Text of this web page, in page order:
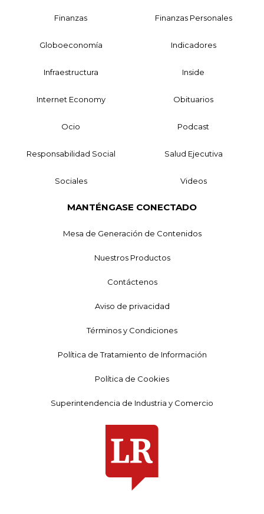
Finanzas Finanzas Personales
Globoeconomía Indicadores
Infraestructura Inside
Internet Economy Obituarios
Ocio Podcast
Responsabilidad Social Salud Ejecutiva
Sociales Videos
MANTÉNGASE CONECTADO
Mesa de Generación de Contenidos
Nuestros Productos
Contáctenos
Aviso de privacidad
Términos y Condiciones
Política de Tratamiento de Información
Política de Cookies
Superintendencia de Industria y Comercio